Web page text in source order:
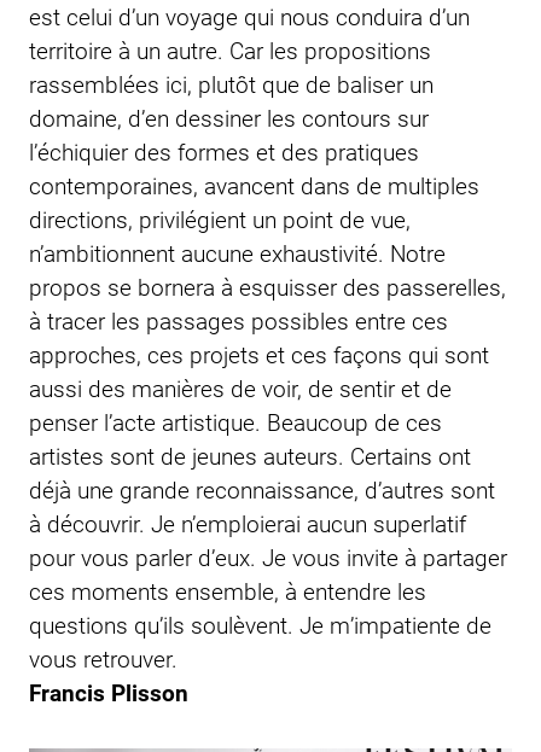
est celui d’un voyage qui nous conduira d’un
territoire à un autre. Car les propositions
rassemblées ici, plutôt que de baliser un
domaine, d’en dessiner les contours sur
l’échiquier des formes et des pratiques
contemporaines, avancent dans de multiples
directions, privilégient un point de vue,
n’ambitionnent aucune exhaustivité. Notre
propos se bornera à esquisser des passerelles,
à tracer les passages possibles entre ces
approches, ces projets et ces façons qui sont
aussi des manières de voir, de sentir et de
penser l’acte artistique. Beaucoup de ces
artistes sont de jeunes auteurs. Certains ont
déjà une grande reconnaissance, d’autres sont
à découvrir. Je n’emploierai aucun superlatif
pour vous parler d’eux. Je vous invite à partager
ces moments ensemble, à entendre les
questions qu’ils soulèvent. Je m’impatiente de
vous retrouver.
Francis Plisson